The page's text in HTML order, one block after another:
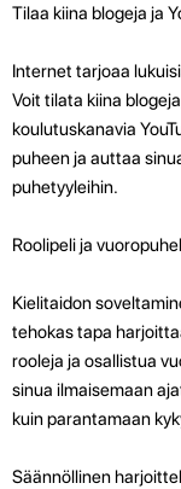
Tilaa kiina blogeja ja
Internet tarjoaa
Voit tilata kiina
koulutuskanavia
puheen ja auttaa
puhetyyleihin.
Roolipeli ja
Kielitaidon
tehokas tapa
rooleja ja osallistua
sinua ilmaisemaan
kuin parantamaan
Säännöllinen